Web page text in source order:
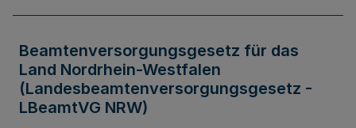
Beamtenversorgungsgesetz für das
Land Nordrhein-Westfalen
(Landesbeamtenversorgungsgesetz -
LBeamtVG NRW)